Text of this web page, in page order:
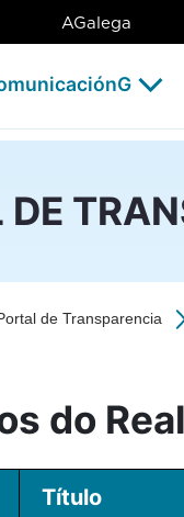
AGalega
DE
de Transparencia
do
Título